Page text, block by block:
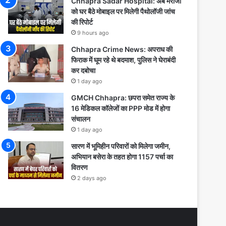
को घर बैठे मोबाइल पर मिलेगी पैथोलॉजी जांच
की रिपोर्ट
9 hours ago
Chhapra Crime News: अपराध की
फिराक में घूम रहे थे बदमाश, पुलिस ने घेराबंदी
कर दबोचा
1 day ago
GMCH Chhapra: छपरा समेत राज्य के
16 मेडिकल कॉलेजों का PPP मोड में होगा
संचालन
1 day ago
सारण में भूमिहीन परिवारों को मिलेगा जमीन,
अभियान बसेरा के तहत होगा 1157 पर्चा का
वितरण
2 days ago